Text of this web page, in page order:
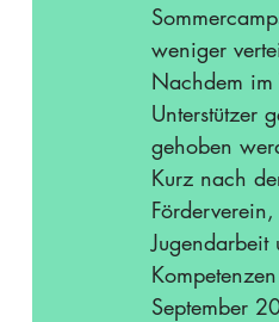
weniger
Nachdem
Unterstützer
gehoben
Kurz nach
September